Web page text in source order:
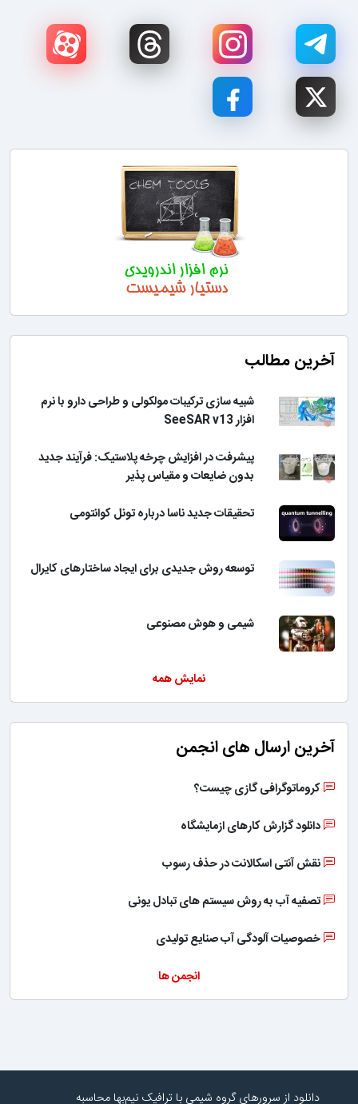
آخرین مطالب
شبیه سازی ترکیبات مولکولی و طراحی دارو با نرم
افزار SeeSAR v13
پیشرفت در افزایش چرخه پلاستیک: فرآیند جدید
بدون ضایعات و مقیاس پذیر
تحقیقات جدید ناسا درباره تونل کوانتومی
توسعه روش جدیدی برای ایجاد ساختارهای کایرال
شیمی و هوش مصنوعی
نمایش همه
آخرین ارسال های انجمن
کروماتوگرافی گازی چیست؟
دانلود گزارش کارهای ازمایشگاه
نقش آنتی اسکالانت در حذف رسوب
تصفیه آب به روش سیستم های تبادل یونی
خصوصیات آلودگی آب صنایع تولیدی
انجمن ها
دانلود از سرورهای گروه شیمی با ترافیک نیم‌بها محاسبه